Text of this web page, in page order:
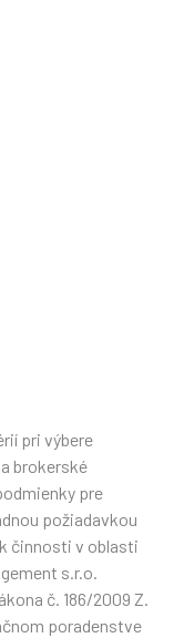
pri výbere
brokerské
pre
požiadavkou
činnosti v oblasti
s.r.o.
č. 186/2009 Z.
poradenstve